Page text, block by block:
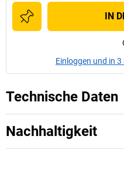
IN
Einloggen und in
Technische Daten
Nachhaltigkeit